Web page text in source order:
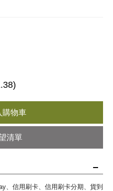
購物車
清單
、信用刷卡、信用刷卡分期、貨到